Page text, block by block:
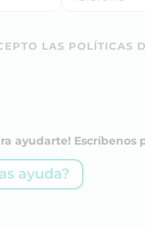
LAS POLÍTICAS
ayudarte! Escríbenos
ayuda?